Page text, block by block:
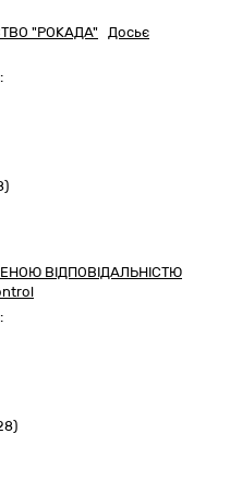
"РОКАДА" Досьє
ВІДПОВІДАЛЬНІСТЮ